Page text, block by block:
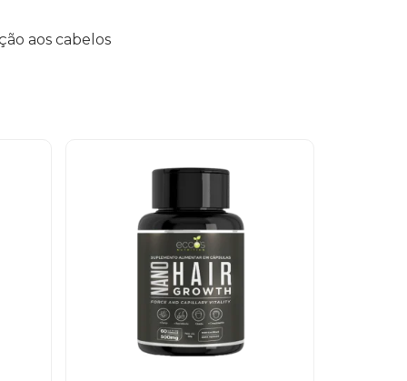
aos cabelos